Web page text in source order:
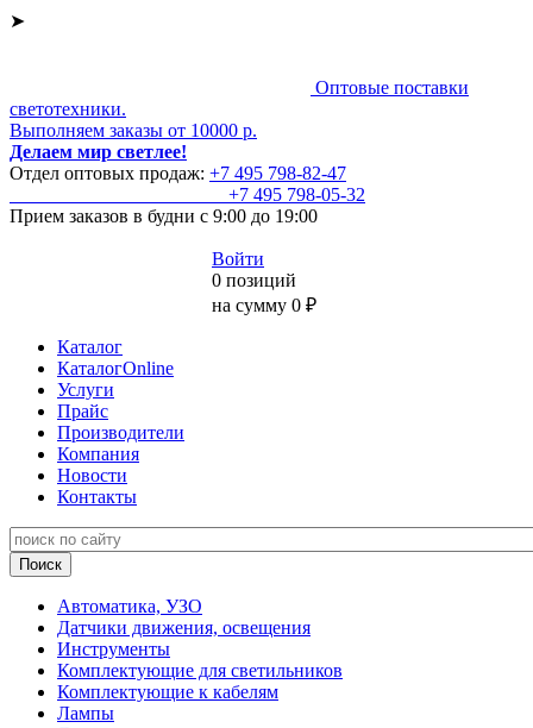
➤
Оптовые поставки
светотехники.
Выполняем заказы от 10000 р.
Делаем мир светлее!
Отдел оптовых продаж: +7 495 798-82-47
+7 495 798-05-32
Прием заказов в будни с 9:00 до 19:00
Войти
0 позиций
на сумму 0 ₽
Каталог
КаталогOnline
Услуги
Прайс
Производители
Компания
Новости
Контакты
Автоматика, УЗО
Датчики движения, освещения
Инструменты
Комплектующие для светильников
Комплектующие к кабелям
Лампы